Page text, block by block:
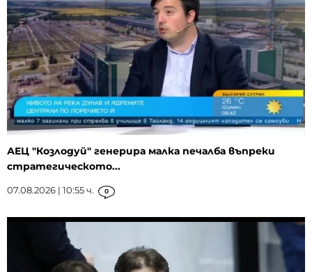
АЕЦ "Козлодуй" генерира малка печалба въпреки
стратегическото...
07.08.2026 | 10:55 ч. 0